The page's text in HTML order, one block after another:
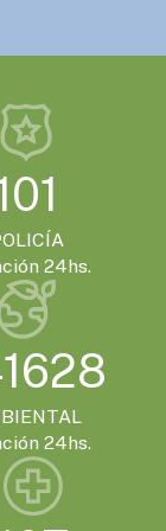
la sede
edición
24hs.
24hs.